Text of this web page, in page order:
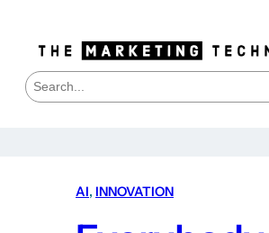
content
S
e
AI, INNOVATION